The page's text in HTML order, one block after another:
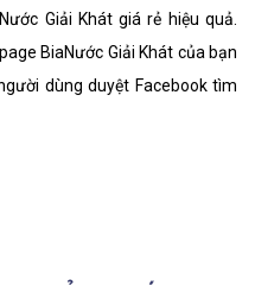
Giải Khát giá rẻ hiệu quả.
BiaNước Giải Khát của bạn
dùng duyệt Facebook tìm